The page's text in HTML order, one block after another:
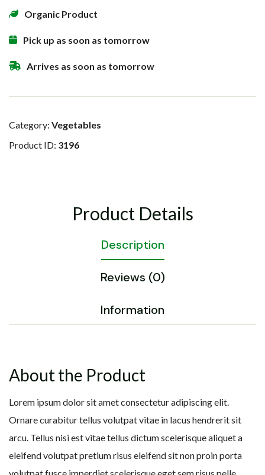
Organic Product
Pick up as soon as tomorrow
Arrives as soon as tomorrow
Category: Vegetables
Product ID: 3196
Description
Reviews (0)
Information
About the Product
Lorem ipsum dolor sit amet consectetur adipiscing elit.
Ornare curabitur tellus volutpat vitae in lacus hendrerit sit
arcu. Tellus nisi est vitae tellus dictum scelerisque aliquet a
eleifend volutpat pretium risus eleifend sit non proin porta
Product Details